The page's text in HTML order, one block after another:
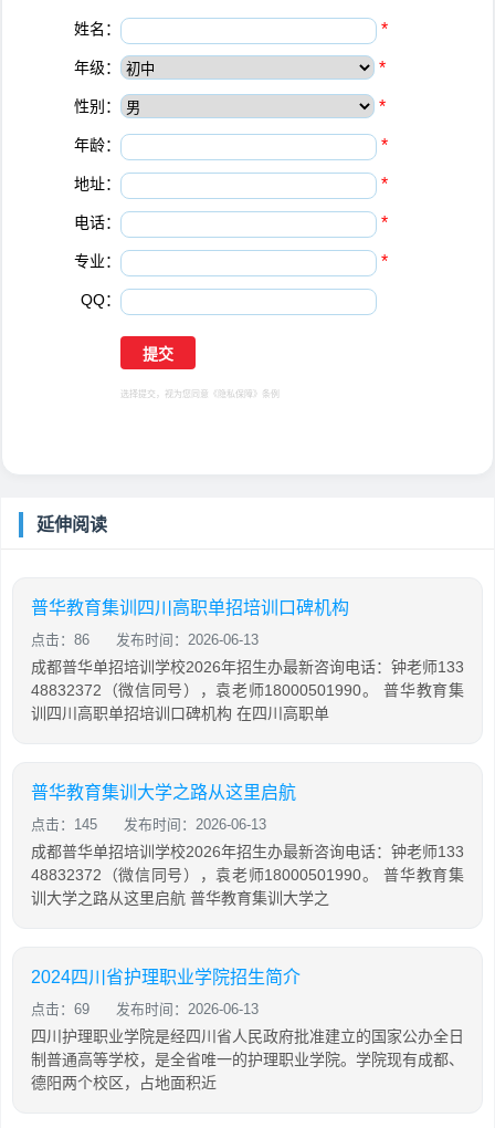
姓名： *
年级： *
性别： *
年龄： *
地址： *
电话： *
专业： *
QQ：
选择提交，视为您同意 《隐私保障》 条例
延伸阅读
普华教育集训四川高职单招培训口碑机构
点击：86 发布时间：2026-06-13
成都普华单招培训学校2026年招生办最新咨询电话：钟老师133
48832372（微信同号），袁老师18000501990。 普华教育集
训四川高职单招培训口碑机构 在四川高职单
普华教育集训大学之路从这里启航
点击：145 发布时间：2026-06-13
成都普华单招培训学校2026年招生办最新咨询电话：钟老师133
48832372（微信同号），袁老师18000501990。 普华教育集
训大学之路从这里启航 普华教育集训大学之
2024四川省护理职业学院招生简介
点击：69 发布时间：2026-06-13
四川护理职业学院是经四川省人民政府批准建立的国家公办全日
制普通高等学校，是全省唯一的护理职业学院。学院现有成都、
德阳两个校区，占地面积近